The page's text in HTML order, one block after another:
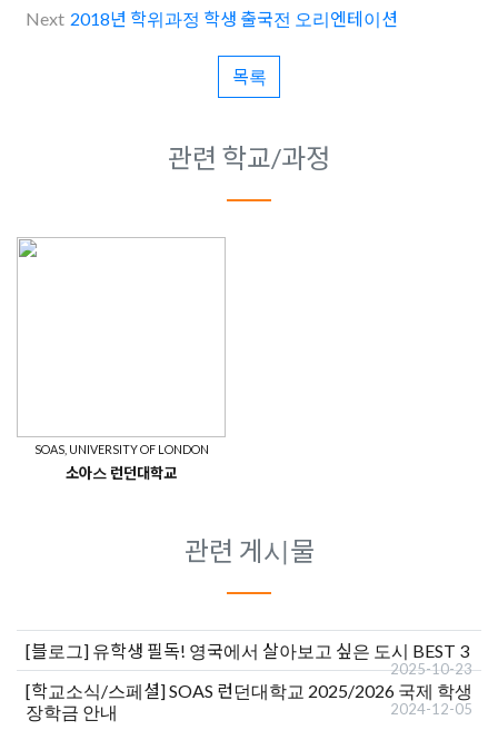
Next 2018년 학위과정 학생 출국전 오리엔테이션
목록
관련 학교/과정
SOAS, UNIVERSITY OF LONDON
소아스 런던대학교
관련 게시물
[블로그] 유학생 필독! 영국에서 살아보고 싶은 도시 BEST 3
2025-10-23
[학교소식/스페셜]SOAS 런던대학교 2025/2026 국제 학생
장학금 안내
2024-12-05